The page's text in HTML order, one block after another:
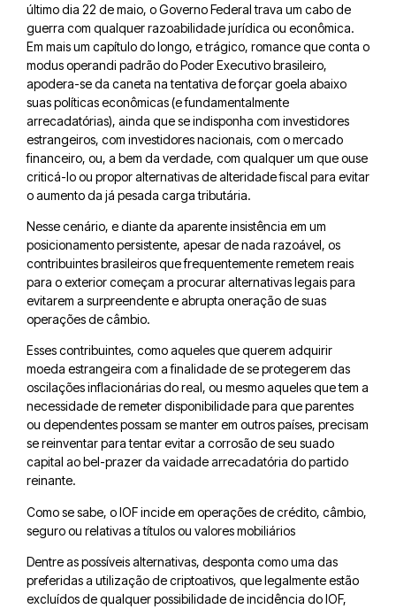
último dia 22 de maio, o Governo Federal trava um cabo de
guerra com qualquer razoabilidade jurídica ou econômica.
Em mais um capítulo do longo, e trágico, romance que conta o
modus operandi padrão do Poder Executivo brasileiro,
apodera-se da caneta na tentativa de forçar goela abaixo
suas políticas econômicas (e fundamentalmente
arrecadatórias), ainda que se indisponha com investidores
estrangeiros, com investidores nacionais, com o mercado
financeiro, ou, a bem da verdade, com qualquer um que ouse
criticá-lo ou propor alternativas de alteridade fiscal para evitar
o aumento da já pesada carga tributária.
Nesse cenário, e diante da aparente insistência em um
posicionamento persistente, apesar de nada razoável, os
contribuintes brasileiros que frequentemente remetem reais
para o exterior começam a procurar alternativas legais para
evitarem a surpreendente e abrupta oneração de suas
operações de câmbio.
Esses contribuintes, como aqueles que querem adquirir
moeda estrangeira com a finalidade de se protegerem das
oscilações inflacionárias do real, ou mesmo aqueles que tem a
necessidade de remeter disponibilidade para que parentes
ou dependentes possam se manter em outros países, precisam
se reinventar para tentar evitar a corrosão de seu suado
capital ao bel-prazer da vaidade arrecadatória do partido
reinante.
Como se sabe, o IOF incide em operações de crédito, câmbio,
seguro ou relativas a títulos ou valores mobiliários
Dentre as possíveis alternativas, desponta como uma das
preferidas a utilização de criptoativos, que legalmente estão
excluídos de qualquer possibilidade de incidência do IOF,